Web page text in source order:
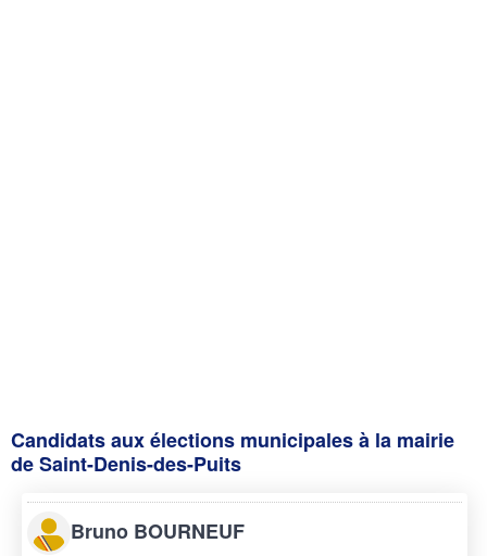
Candidats aux élections municipales à la mairie
de Saint-Denis-des-Puits
Bruno BOURNEUF